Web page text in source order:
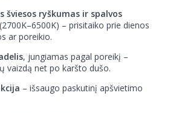
šviesos ryškumas ir spalvos
(2700K–6500K) – prisitaiko prie dienos
ar poreikio.
, jungiamas pagal poreikį –
vaizdą net po karšto dušo.
– išsaugo paskutinį apšvietimo